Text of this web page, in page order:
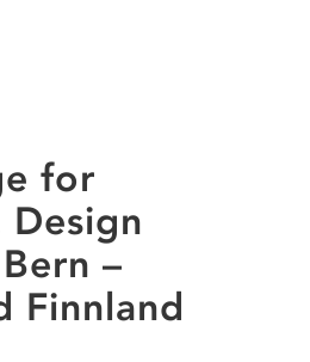
for
Design
–
Finnland